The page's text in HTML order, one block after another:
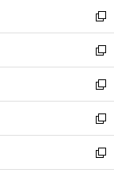
く
で
開
く
ド
ウ
で
開
く
ィ
ン
ド
ウ
で
開
く
い
ウ
ィ
ン
ド
ウ
で
開
く
新
し
い
ウ
ィ
ン
ド
ウ
で
開
新
し
い
ウ
ィ
ン
ド
ウ
新
し
い
ウ
ィ
新
し
い
新